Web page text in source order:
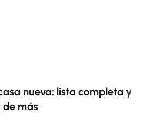
nueva: lista completa y
de más